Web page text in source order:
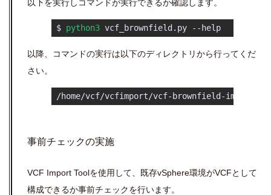
以下を実行しコマンドが実行できるか確認します。
$ python3 vcf_brownfield.py --help
以降、コマンドの実行は以下のディレクトリから行ってくだ
さい。
/home/vcf/vcfimport/vcf-brownfield-import-
事前チェックの実施
VCF Import Toolを使用して、既存vSphere環境がVCFとして
構成できるか事前チェックを行います。